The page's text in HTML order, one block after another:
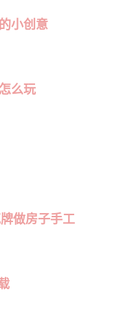
小创意
么玩
做房子手工